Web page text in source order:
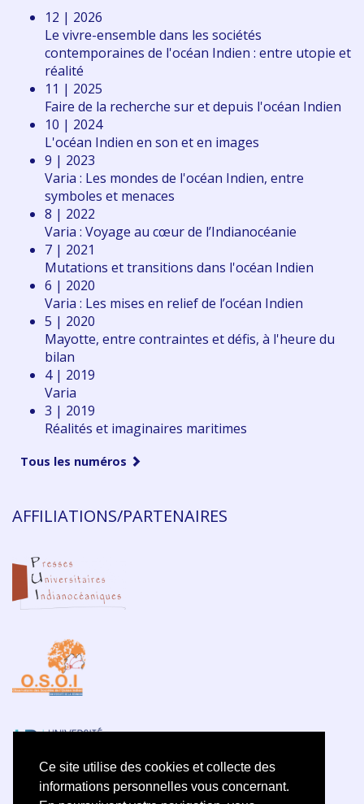
Ce site utilise des cookies et collecte des
informations personnelles vous concernant.
12 | 2026
Le vivre-ensemble dans les sociétés
contemporaines de l'océan Indien : entre utopie et
réalité
11 | 2025
Faire de la recherche sur et depuis l'océan Indien
10 | 2024
L'océan Indien en son et en images
9 | 2023
Varia : Les mondes de l'océan Indien, entre
symboles et menaces
8 | 2022
Varia : Voyage au cœur de l’Indianocéanie
7 | 2021
Mutations et transitions dans l'océan Indien
6 | 2020
Varia : Les mises en relief de l’océan Indien
5 | 2020
Mayotte, entre contraintes et défis, à l'heure du
bilan
4 | 2019
Varia
3 | 2019
Réalités et imaginaires maritimes
Tous les numéros
AFFILIATIONS/PARTENAIRES